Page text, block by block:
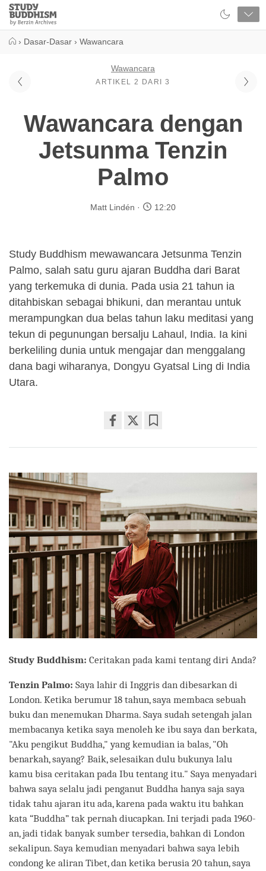
Close
Study
Buddhism
› Dasar-Dasar › Wawancara
Wawancara
ARTIKEL 2 DARI 3
Wawancara dengan
Jetsunma Tenzin
Palmo
Matt Lindén 12:20
Study Buddhism mewawancara Jetsunma Tenzin
Palmo, salah satu guru ajaran Buddha dari Barat
yang terkemuka di dunia. Pada usia 21 tahun ia
ditahbiskan sebagai bhikuni, dan merantau untuk
merampungkan dua belas tahun laku meditasi yang
tekun di pegunungan bersalju Lahaul, India. Ia kini
berkeliling dunia untuk mengajar dan menggalang
dana bagi wiharanya, Dongyu Gyatsal Ling di India
Utara.
on
Study Buddhism: Ceritakan pada kami tentang diri Anda?
Tenzin Palmo: Saya lahir di Inggris dan dibesarkan di
London. Ketika berumur 18 tahun, saya membaca sebuah
buku dan menemukan Dharma. Saya sudah setengah jalan
membacanya ketika saya menoleh ke ibu saya dan berkata,
"Aku pengikut Buddha," yang kemudian ia balas, "Oh
benarkah, sayang? Baik, selesaikan dulu bukunya lalu
kamu bisa ceritakan pada Ibu tentang itu." Saya menyadari
bahwa saya selalu jadi penganut Buddha hanya saja saya
tidak tahu ajaran itu ada, karena pada waktu itu bahkan
kata “Buddha” tak pernah diucapkan. Ini terjadi pada 1960-
an, jadi tidak banyak sumber tersedia, bahkan di London
sekalipun. Saya kemudian menyadari bahwa saya lebih
condong ke aliran Tibet, dan ketika berusia 20 tahun, saya